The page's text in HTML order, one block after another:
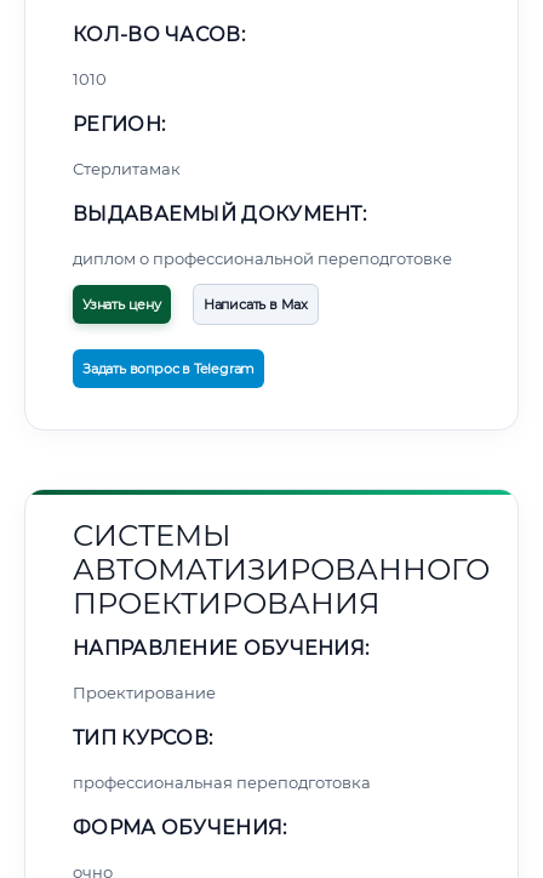
КОЛ-ВО ЧАСОВ:
1010
РЕГИОН:
Стерлитамак
ВЫДАВАЕМЫЙ ДОКУМЕНТ:
диплом о профессиональной переподготовке
Узнать цену Написать в Max
Задать вопрос в Telegram
СИСТЕМЫ
АВТОМАТИЗИРОВАННОГО
ПРОЕКТИРОВАНИЯ
НАПРАВЛЕНИЕ ОБУЧЕНИЯ:
Проектирование
ТИП КУРСОВ:
профессиональная переподготовка
ФОРМА ОБУЧЕНИЯ:
очно